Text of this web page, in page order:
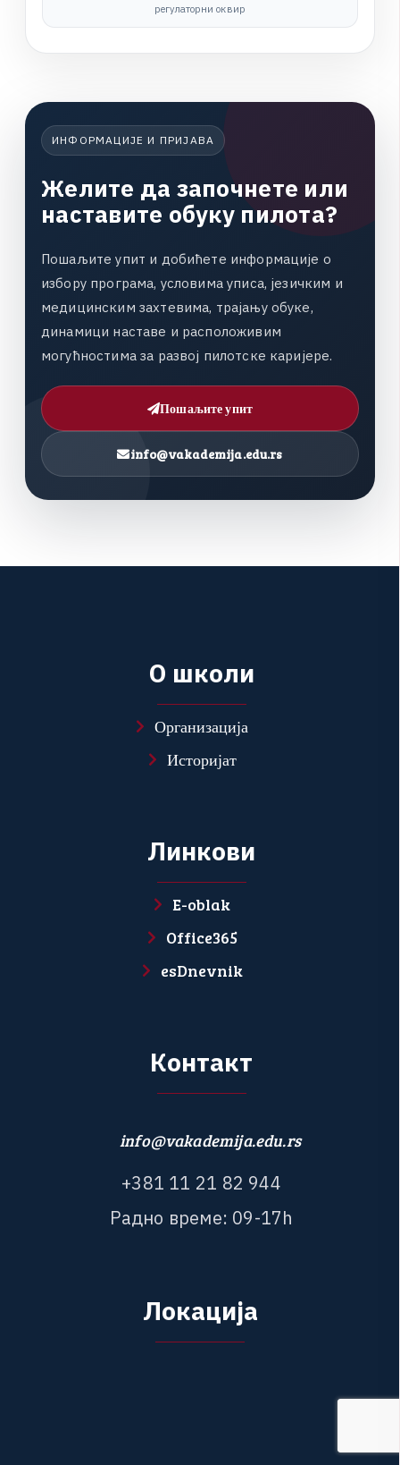
регулаторни оквир
ИНФОРМАЦИЈЕ И ПРИЈАВА
Желите да започнете или
наставите обуку пилота?
Пошаљите упит и добићете информације о
избору програма, условима уписа, језичким и
медицинским захтевима, трајању обуке,
динамици наставе и расположивим
могућностима за развој пилотске каријере.
Пошаљите упит
info@vakademija.edu.rs
О школи
Организација
Историјат
Линкови
E-oblak
Office365
esDnevnik
Контакт
info@vakademija.edu.rs
+381 11 21 82 944
Радно време: 09-17h
Локација